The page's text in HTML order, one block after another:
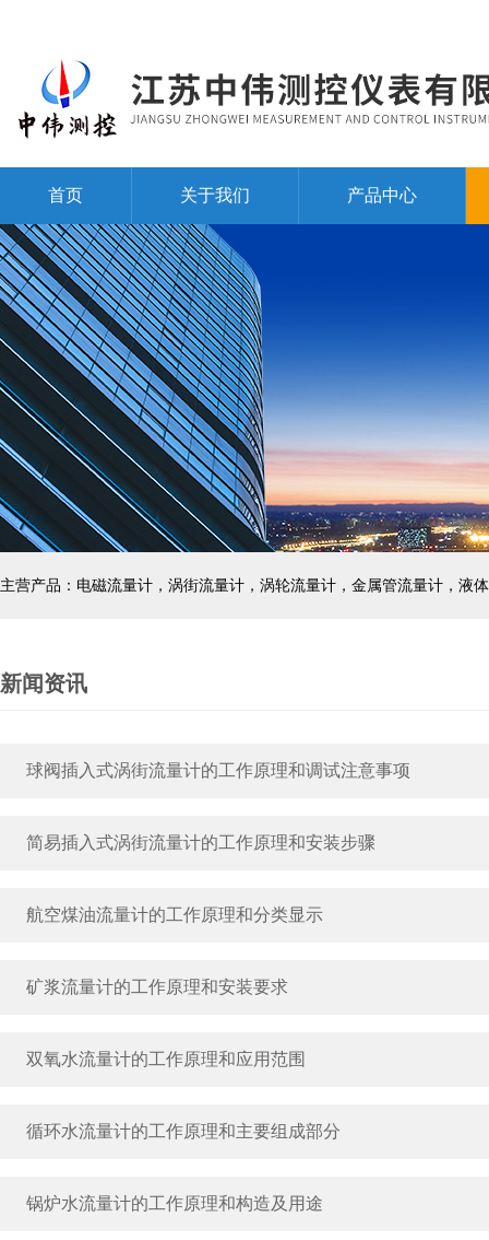
首页 关于我们 产品中心
主营产品：电磁流量计，涡街流量计，涡轮流量计，金属管流量计，液
新闻资讯
球阀插入式涡街流量计的工作原理和调试注意事项
简易插入式涡街流量计的工作原理和安装步骤
航空煤油流量计的工作原理和分类显示
矿浆流量计的工作原理和安装要求
双氧水流量计的工作原理和应用范围
循环水流量计的工作原理和主要组成部分
锅炉水流量计的工作原理和构造及用途